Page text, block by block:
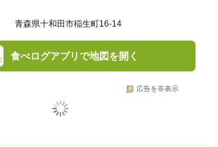
青森県十和田市稲生町16-14
食べログアプリで地図を開く
広告を非表示